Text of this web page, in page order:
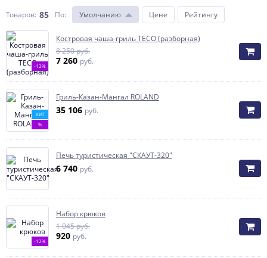
Товаров: 85 По: Умолчанию Цене Рейтингу
-12%
Костровая чаша-гриль TECO (разборная)
8 250 руб.
7 260 руб.
ХИТ
%
Гриль-Казан-Мангал ROLAND
35 106 руб.
Печь туристическая "СКАУТ-320"
6 740 руб.
-12%
Набор крюков
1 045 руб.
920 руб.